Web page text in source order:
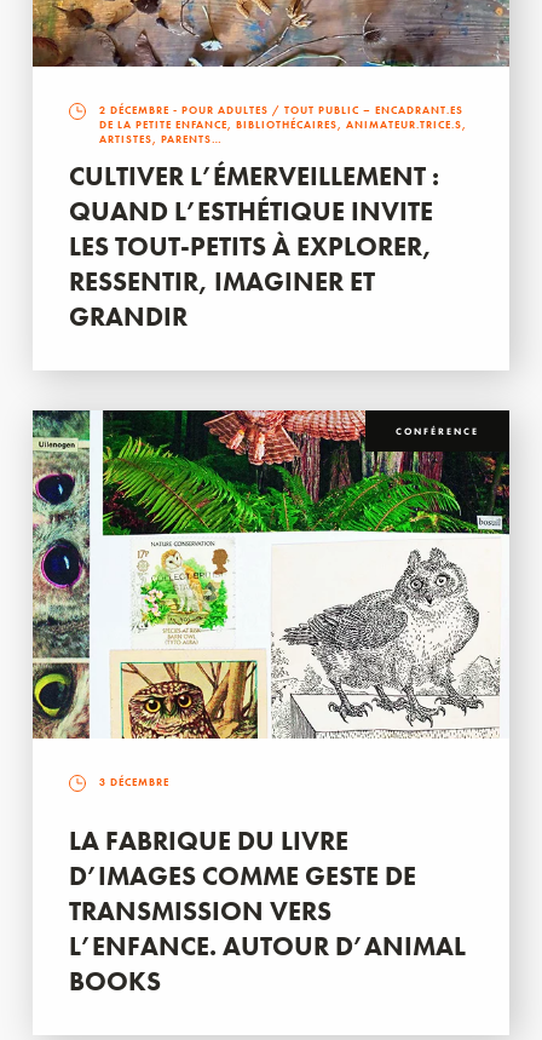
2 DÉCEMBRE - POUR ADULTES / TOUT PUBLIC – ENCADRANT.ES
DE LA PETITE ENFANCE, BIBLIOTHÉCAIRES, ANIMATEUR.TRICE.S,
ARTISTES, PARENTS…
CULTIVER L’ÉMERVEILLEMENT :
QUAND L’ESTHÉTIQUE INVITE
LES TOUT-PETITS À EXPLORER,
RESSENTIR, IMAGINER ET
GRANDIR
CONFÉRENCE
3 DÉCEMBRE
LA FABRIQUE DU LIVRE
D’IMAGES COMME GESTE DE
TRANSMISSION VERS
L’ENFANCE. AUTOUR D’ANIMAL
BOOKS